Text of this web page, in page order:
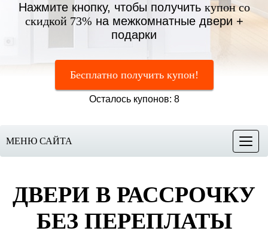
Нажмите кнопку, чтобы получить купон со
скидкой 73% на межкомнатные двери +
подарки
Бесплатно получить купон!
Осталось купонов: 8
Меню
МЕНЮ САЙТА
ДВЕРИ В РАССРОЧКУ
БЕЗ ПЕРЕПЛАТЫ